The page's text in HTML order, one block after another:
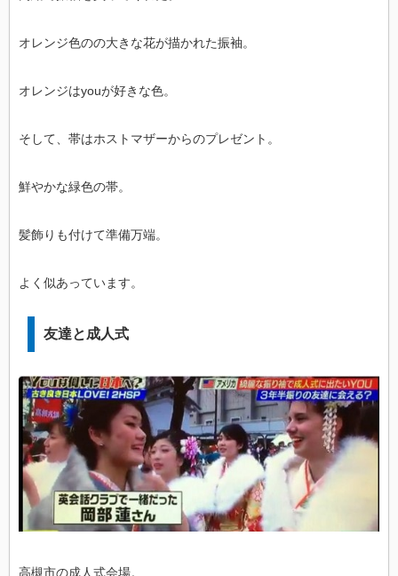
オレンジ色のの大きな花が描かれた振袖。
オレンジはyouが好きな色。
そして、帯はホストマザーからのプレゼント。
鮮やかな緑色の帯。
髪飾りも付けて準備万端。
よく似あっています。
友達と成人式
高槻市の成人式会場。